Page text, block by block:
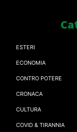
ESTERI
ECONOMIA
CONTRO POTERE
CRONACA
CULTURA
COVID & TIRANNIA